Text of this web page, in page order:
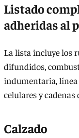
Listado
adheridas al
La lista incluye los
difundidos,
indumentaria, línea
celulares y
Calzado